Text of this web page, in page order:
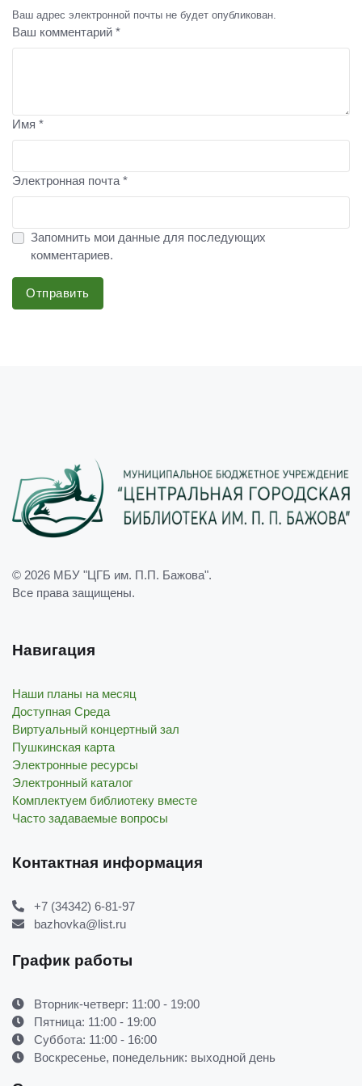
Ваш адрес электронной почты не будет опубликован.
Ваш комментарий *
Имя *
Электронная почта *
Запомнить мои данные для последующих
комментариев.
Отправить
© 2026 МБУ "ЦГБ им. П.П. Бажова".
Все права защищены.
Навигация
Наши планы на месяц
Доступная Среда
Виртуальный концертный зал
Пушкинская карта
Электронные ресурсы
Электронный каталог
Комплектуем библиотеку вместе
Часто задаваемые вопросы
Контактная информация
+7 (34342) 6-81-97
bazhovka@list.ru
График работы
Вторник-четверг: 11:00 - 19:00
Пятница: 11:00 - 19:00
Суббота: 11:00 - 16:00
Воскресенье, понедельник: выходной день